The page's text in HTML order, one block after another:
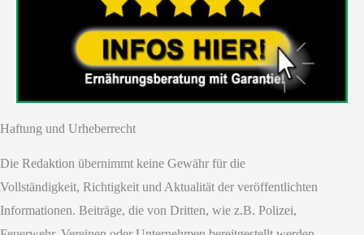
Haftung und Urheberrecht
Die Redaktion übernimmt keine Gewähr für die
Vollständigkeit, Richtigkeit und Aktualität der veröffentlichten
Informationen. Beiträge, die von Dritten, wie z.B. Polizei,